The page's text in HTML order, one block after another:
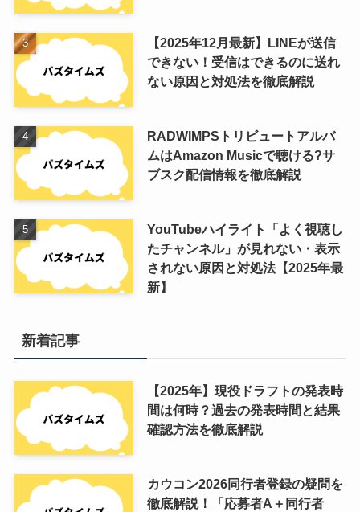
【2025年12月最新】LINEが送信
できない！受信はできるのに送れ
ない原因と対処法を徹底解説
RADWIMPSトリビュートアルバ
ムはAmazon Musicで聴ける?サ
ブスク配信情報を徹底解説
YouTubeハイライト「よく視聴し
たチャンネル」が見れない・表示
されない原因と対処法【2025年最
新】
新着記事
【2025年】現役ドラフトの発表時
間は何時？過去の発表時間と結果
確認方法を徹底解説
カウコン2026同行者登録の疑問を
徹底解説！「応募者A＋同行者